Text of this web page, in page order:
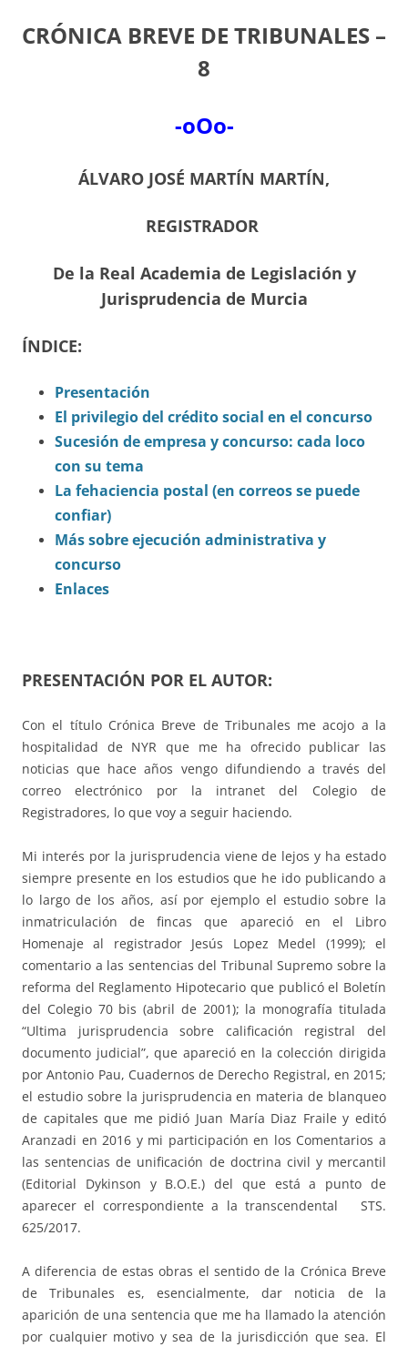
CRÓNICA BREVE DE TRIBUNALES –
8
-oOo-
ÁLVARO JOSÉ MARTÍN MARTÍN,
REGISTRADOR
De la Real Academia de Legislación y
Jurisprudencia de Murcia
ÍNDICE:
Presentación
El privilegio del crédito social en el concurso
Sucesión de empresa y concurso: cada loco
con su tema
La fehaciencia postal (en correos se puede
confiar)
Más sobre ejecución administrativa y
concurso
Enlaces
PRESENTACIÓN POR EL AUTOR:
Con el título Crónica Breve de Tribunales me acojo a la
hospitalidad de NYR que me ha ofrecido publicar las
noticias que hace años vengo difundiendo a través del
correo electrónico por la intranet del Colegio de
Registradores, lo que voy a seguir haciendo.
Mi interés por la jurisprudencia viene de lejos y ha estado
siempre presente en los estudios que he ido publicando a
lo largo de los años, así por ejemplo el estudio sobre la
inmatriculación de fincas que apareció en el Libro
Homenaje al registrador Jesús Lopez Medel (1999); el
comentario a las sentencias del Tribunal Supremo sobre la
reforma del Reglamento Hipotecario que publicó el Boletín
del Colegio 70 bis (abril de 2001); la monografía titulada
“Ultima jurisprudencia sobre calificación registral del
documento judicial”, que apareció en la colección dirigida
por Antonio Pau, Cuadernos de Derecho Registral, en 2015;
el estudio sobre la jurisprudencia en materia de blanqueo
de capitales que me pidió Juan María Diaz Fraile y editó
Aranzadi en 2016 y mi participación en los Comentarios a
las sentencias de unificación de doctrina civil y mercantil
(Editorial Dykinson y B.O.E.) del que está a punto de
aparecer el correspondiente a la transcendental STS.
625/2017.
A diferencia de estas obras el sentido de la Crónica Breve
de Tribunales es, esencialmente, dar noticia de la
aparición de una sentencia que me ha llamado la atención
por cualquier motivo y sea de la jurisdicción que sea. El